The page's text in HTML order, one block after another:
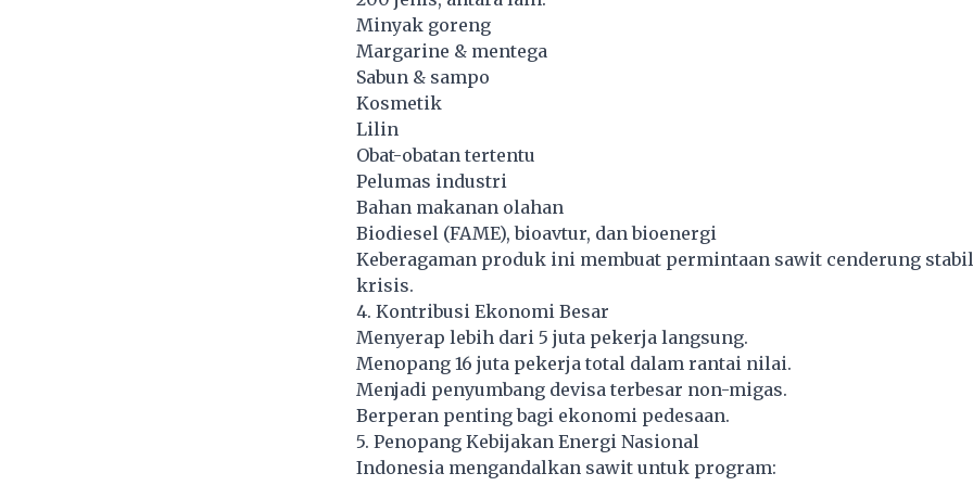
Minyak goreng
Margarine & mentega
Sabun & sampo
Kosmetik
Lilin
Obat-obatan tertentu
Pelumas industri
Bahan makanan olahan
Biodiesel (FAME), bioavtur, dan bioenergi
Keberagaman produk ini membuat permintaan sawit cenderung
krisis.
4. Kontribusi Ekonomi Besar
Menyerap lebih dari 5 juta pekerja langsung.
Menopang 16 juta pekerja total dalam rantai nilai.
Menjadi penyumbang devisa terbesar non-migas.
Berperan penting bagi ekonomi pedesaan.
5. Penopang Kebijakan Energi Nasional
Indonesia mengandalkan sawit untuk program: